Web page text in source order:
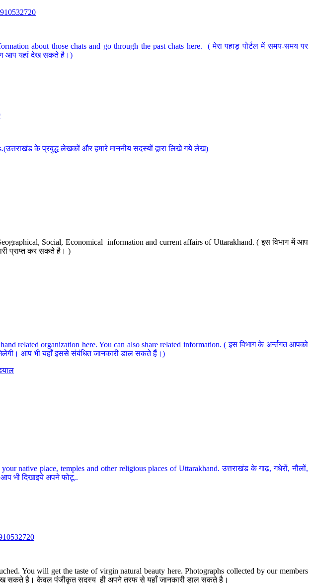
about those chats and go through the past chats here. ( मेरा पहाड़ पोर्टल में समय-समय पर
आप यहां देख सकते है।)
के प्रबुद्ध लेखकों और हमारे माननीय सदस्यों द्वारा लिखे गये लेख)
Social, Economical information and current affairs of Uttarakhand. ( इस विभाग में आप
प्राप्त कर सकते है। )
related organization here. You can also share related information. ( इस विभाग के अर्न्तगत आपको
मिलेगी। आप भी यहाँ इससे संबंधित जानकारी डाल सकते हैं।)
native place, temples and other religious places of Uttarakhand. उत्तराखंड के गाढ़, गधेरों, नौलों,
भी दिखाइये अपने फोटू..
You will get the taste of virgin natural beauty here. Photographs collected by our members
देख सकते है। केवल पंजीकृत सदस्य ही अपने तरफ से यहाँ जानकारी डाल सकते है।